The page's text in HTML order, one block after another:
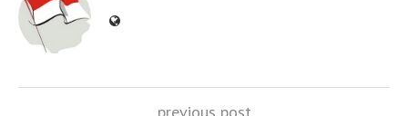
previous post